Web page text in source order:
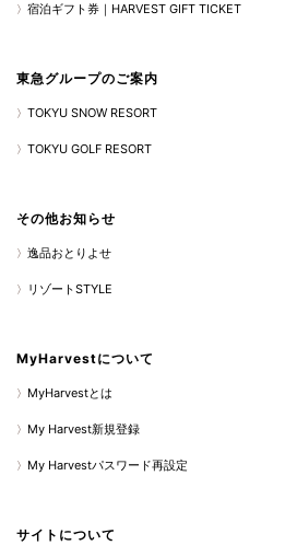
宿泊ギフト券｜HARVEST GIFT TICKET
東急グループのご案内
TOKYU SNOW RESORT
TOKYU GOLF RESORT
その他お知らせ
逸品おとりよせ
リゾートSTYLE
MyHarvestについて
MyHarvestとは
My Harvest新規登録
My Harvestパスワード再設定
サイトについて